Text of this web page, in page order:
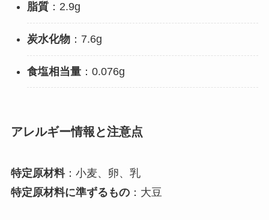
脂質：2.9g
炭水化物：7.6g
食塩相当量：0.076g
アレルギー情報と注意点
特定原材料：小麦、卵、乳
特定原材料に準ずるもの：大豆